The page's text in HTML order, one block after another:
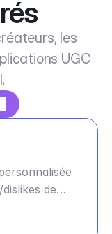
les
UGC
de